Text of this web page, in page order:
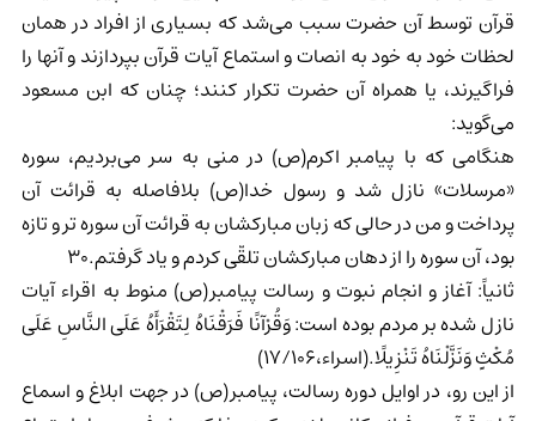
قرآن توسط آن حضرت سبب می‌شد که بسیاری از افراد در همان
لحظات خود به خود به انصات و استماع آیات قرآن بپردازند و آنها را
فراگیرند، یا همراه آن حضرت تکرار کنند؛ چنان که ابن مسعود
می‌گوید:
هنگامی که با پیامبر اکرم(ص) در منی به سر می‌بردیم، سوره
«مرسلات» نازل شد و رسول خدا(ص) بلافاصله به قرائت آن
پرداخت و من در حالی که زبان مبارکشان به قرائت آن سوره تر و تازه
بود، آن سوره را از دهان مبارکشان تلقّی کردم و یاد گرفتم.30
ثانیاً: آغاز و انجام نبوت و رسالت پیامبر(ص) منوط به اقراء آیات
نازل شده بر مردم بوده است: وَقُرْآنًا فَرَقْنَاهُ لِتَقْرَأَهُ عَلَى النَّاسِ عَلَى
مُكْثٍ وَنَزَّلْنَاهُ تَنْزِيلًا.(اسراء،17/106)
از این رو، در اوایل دوره رسالت، پیامبر(ص) در جهت ابلاغ و اسماع